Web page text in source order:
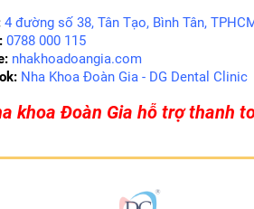
4 đường số 38, Tân Tạo, Bình Tân,
0788 000 115
nhakhoadoangia.com
Nha Khoa Đoàn Gia - DG Dental Clinic
khoa Đoàn Gia hỗ trợ thanh